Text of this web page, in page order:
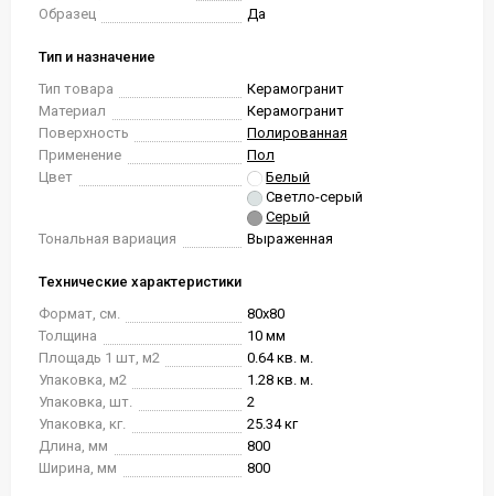
Образец
Да
Тип и назначение
Тип товара
Керамогранит
Материал
Керамогранит
Поверхность
Полированная
Применение
Пол
Цвет
Белый
Светло-серый
Серый
Тональная вариация
Выраженная
Технические характеристики
Формат, см.
80x80
Толщина
10 мм
Площадь 1 шт, м2
0.64 кв. м.
Упаковка, м2
1.28 кв. м.
Упаковка, шт.
2
Упаковка, кг.
25.34 кг
Длина, мм
800
Ширина, мм
800